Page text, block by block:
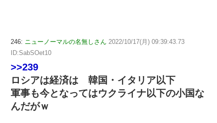
246: ニューノーマルの名無しさん 2022/10/17(月) 09:39:43.73
ID:SabSOet10
>>239
ロシアは経済は 韓国・イタリア以下
軍事も今となってはウクライナ以下の小国な
んだがｗ